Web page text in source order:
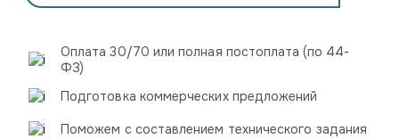
Оплата 30/70 или полная постоплата (по 44-
ФЗ)
Подготовка коммерческих предложений
Поможем с составлением технического задания